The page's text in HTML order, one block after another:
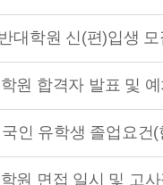
대학원 신(편)입생 모
원 합격자 발표 및
원 면접 일시 및 고사